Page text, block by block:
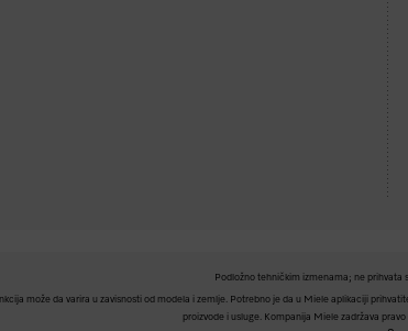
Podložno tehničkim izmenama; ne prihvata
može da varira u zavisnosti od modela i zemlje. Potrebno je da u Miele aplikaciji
proizvode i usluge. Kompanija Miele zadržava